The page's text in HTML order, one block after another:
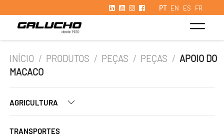
PT EN ES FR
INÍCIO / PRODUTOS / PEÇAS / PEÇAS / APOIO DO
MACACO
AGRICULTURA
TRANSPORTES